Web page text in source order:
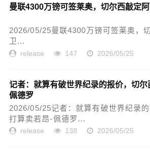
曼联4300万镑可签莱奥，切尔西敲定
2026/05/25曼联4300万镑可签莱奥，
卫...
release 147 2026/05/25
记者：就算有破世界纪录的报价，切
佩德罗
2026/05/25记者：就算有破世界纪录
打算卖若昂-佩德罗...
release 138 2026/05/25